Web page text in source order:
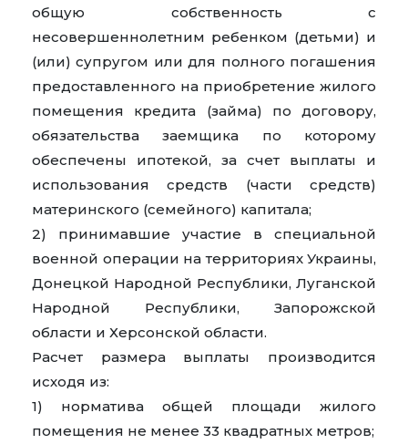
общую собственность с
несовершеннолетним ребенком (детьми) и
(или) супругом или для полного погашения
предоставленного на приобретение жилого
помещения кредита (займа) по договору,
обязательства заемщика по которому
обеспечены ипотекой, за счет выплаты и
использования средств (части средств)
материнского (семейного) капитала;
2) принимавшие участие в специальной
военной операции на территориях Украины,
Донецкой Народной Республики, Луганской
Народной Республики, Запорожской
области и Херсонской области.
Расчет размера выплаты производится
исходя из:
1) норматива общей площади жилого
помещения не менее 33 квадратных метров;